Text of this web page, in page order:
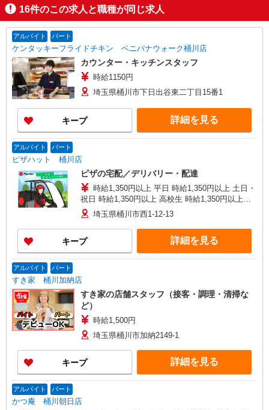
16件のこの求人と職種が同じ求人
アルバイト パート
ケンタッキーフライドチキン ベニバナウォーク桶川店
カウンター・キッチンスタッフ
時給1150円
埼玉県桶川市下日出谷東二丁目15番1
キープ 詳細を見る
アルバイト パート
ピザハット 桶川店
ピザの宅配／デリバリー・配達
時給1,350円以上 平日 時給1,350円以上 土日・
祝日 時給1,350円以上 高校生 時給1,350円以上
※2026年10月1日より通常時給に戻ります。詳細
はご面接時にご確認ください。
埼玉県桶川市西1-12-13
キープ 詳細を見る
アルバイト パート
すき家 桶川加納店
すき家の店舗スタッフ（接客・調理・清掃な
ど）
時給1,500円
埼玉県桶川市加納2149-1
キープ 詳細を見る
アルバイト パート
かつ庵 桶川朝日店